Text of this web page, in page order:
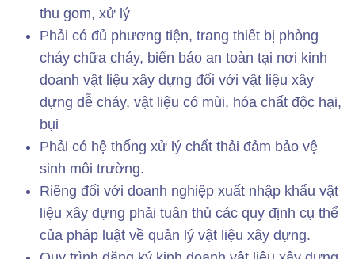
thu gom, xử lý
Phải có đủ phương tiện, trang thiết bị phòng
cháy chữa cháy, biển báo an toàn tại nơi kinh
doanh vật liệu xây dựng đối với vật liệu xây
dựng dễ cháy, vật liệu có mùi, hóa chất độc hại,
bụi
Phải có hệ thống xử lý chất thải đảm bảo vệ
sinh môi trường.
Riêng đối với doanh nghiệp xuất nhập khẩu vật
liệu xây dựng phải tuân thủ các quy định cụ thể
của pháp luật về quản lý vật liệu xây dựng.